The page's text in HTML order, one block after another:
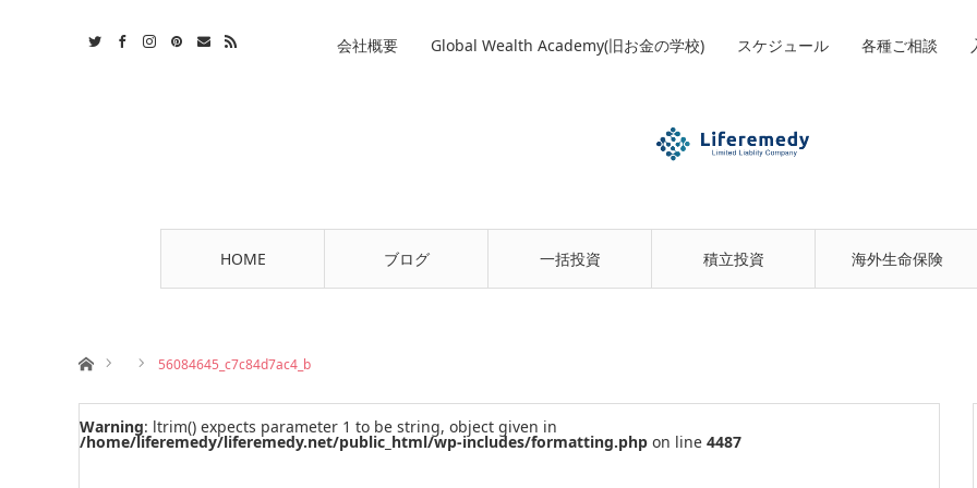
HOME ブログ 一括投資 積立投資 海外生命保険
会社概要 Global Wealth Academy(旧お金の学校) スケジュール 各種ご相談
ホーム 56084645_c7c84d7ac4_b
Warning: ltrim() expects parameter 1 to be string, object given in
/home/liferemedy/liferemedy.net/public_html/wp-includes/formatting.php on line 4487